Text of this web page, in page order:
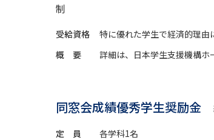
制
受給資格
特に優れた学生で経済的理
概 要
詳細は、日本学生支援機構ホ
同窓会成績優秀学生奨励金
定 員
各学科1名